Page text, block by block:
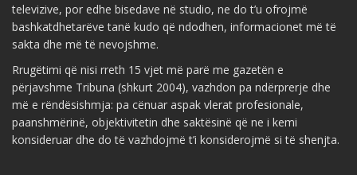
televizive, por edhe bisedave në studio, ne do t’u ofrojmë
bashkatdhetarëve tanë kudo që ndodhen, informacionet më të
sakta dhe më të nevojshme.
Rrugëtimi që nisi rreth 15 vjet më parë me gazetën e
përjavshme Tribuna (shkurt 2004), vazhdon pa ndërprerje dhe
më e rëndësishmja: pa cënuar aspak vlerat profesionale,
paanshmërinë, objektivitetin dhe saktësinë që ne i kemi
konsideruar dhe do të vazhdojmë t’i konsiderojmë si të shenjta.